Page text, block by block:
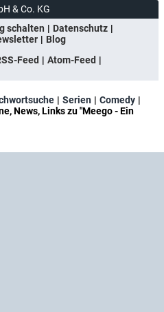
& Co. KG
schalten
Datenschutz
Blog
Feed
Atom-Feed
Serien
Comedy
News, Links zu "Meego - Ein